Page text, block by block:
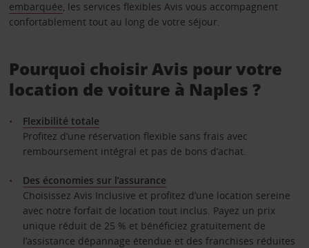
embarquée , les services flexibles Avis vous accompagnent
confortablement tout au long de votre séjour.
Pourquoi choisir Avis pour votre
location de voiture à Naples ?
Flexibilité totale
Profitez d’une réservation flexible sans frais avec
remboursement intégral et pas de bons d’achat.
Des économies sur l’assurance
Choisissez Avis Inclusive et profitez d’une location sereine
avec notre forfait de location tout inclus. Payez un prix
unique réduit de 25 % et bénéficiez gratuitement de
l’assistance dépannage étendue et des franchises réduites